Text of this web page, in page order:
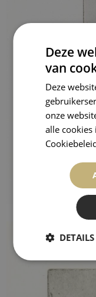
Deze
van
Deze
onze
alle